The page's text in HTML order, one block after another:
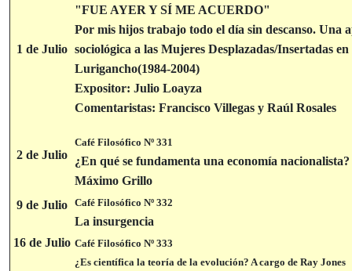
1 de Julio
"FUE AYER Y SÍ ME ACUERDO"
Por mis hijos trabajo todo el día sin descanso. Una
sociológica a las Mujeres Desplazadas/Insertadas
Lurigancho(1984-2004)
Expositor: Julio Loayza
Comentaristas: Francisco Villegas y Raúl Rosales
2 de Julio
Café Filosófico Nº 331
¿En qué se fundamenta una economía
Máximo Grillo
9 de Julio Café Filosófico Nº 332
La insurgencia
16 de Julio Café Filosófico Nº 333
¿Es científica la teoría de la evolución? A cargo de Ray Jones